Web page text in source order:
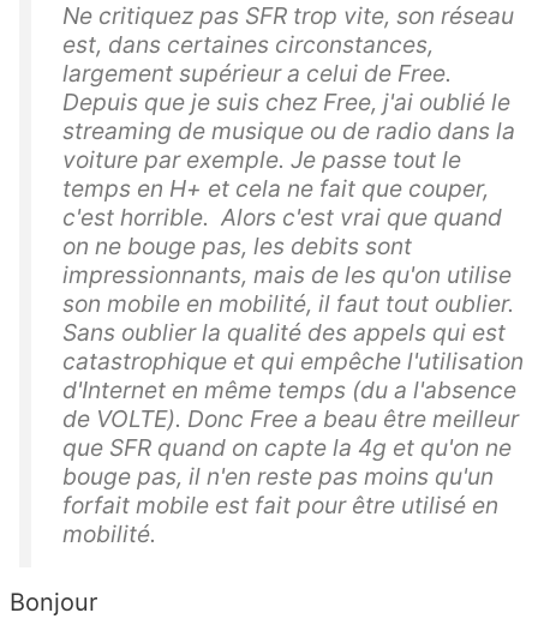
Ne critiquez pas SFR trop vite, son réseau
est, dans certaines circonstances,
largement supérieur a celui de Free.
Depuis que je suis chez Free, j'ai oublié le
streaming de musique ou de radio dans la
voiture par exemple. Je passe tout le
temps en H+ et cela ne fait que couper,
c'est horrible. Alors c'est vrai que quand
on ne bouge pas, les debits sont
impressionnants, mais de les qu'on utilise
son mobile en mobilité, il faut tout oublier.
Sans oublier la qualité des appels qui est
catastrophique et qui empêche l'utilisation
d'Internet en même temps (du a l'absence
de VOLTE). Donc Free a beau être meilleur
que SFR quand on capte la 4g et qu'on ne
bouge pas, il n'en reste pas moins qu'un
forfait mobile est fait pour être utilisé en
mobilité.
Bonjour